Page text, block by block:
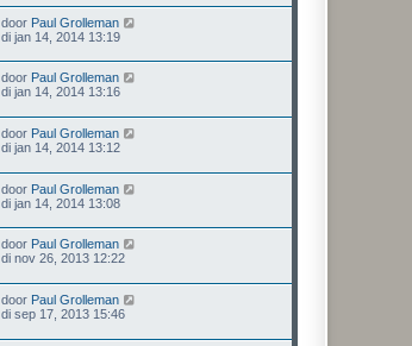
door Paul Grolleman
di jan 14, 2014 13:19
door Paul Grolleman
di jan 14, 2014 13:16
door Paul Grolleman
di jan 14, 2014 13:12
door Paul Grolleman
di jan 14, 2014 13:08
door Paul Grolleman
di nov 26, 2013 12:22
door Paul Grolleman
di sep 17, 2013 15:46